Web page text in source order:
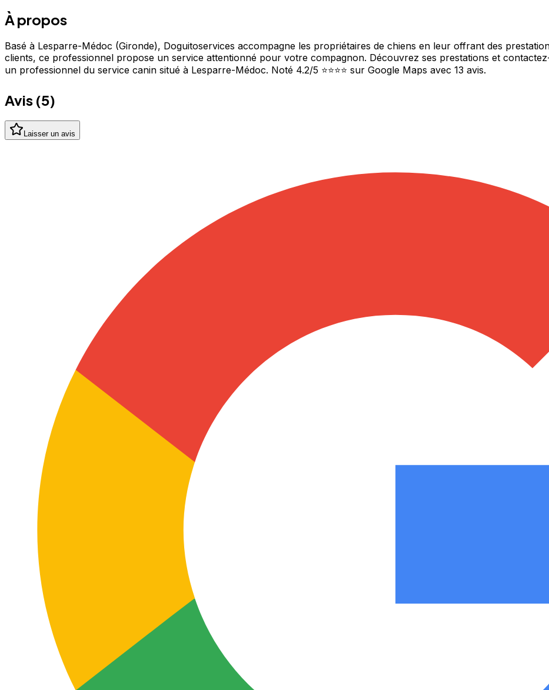
À propos
Basé à Lesparre-Médoc (Gironde), Doguitoservices accompagne les propriétaires de chiens en leur offrant des
clients, ce professionnel propose un service attentionné pour votre compagnon. Découvrez ses prestations et
un professionnel du service canin situé à Lesparre-Médoc. Noté 4.2/5 ⭐⭐⭐⭐ sur Google Maps avec 13 avis.
Avis (5)
Laisser un avis